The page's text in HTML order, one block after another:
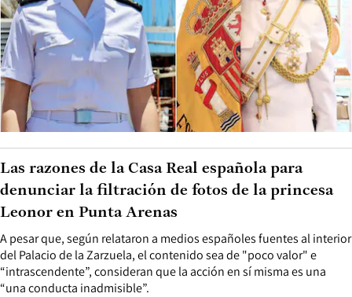
A pesar que, según relataron a medios españoles fuentes al interior
del Palacio de la Zarzuela, el contenido sea de "poco valor" e
“intrascendente”, consideran que la acción en sí misma es una
“una conducta inadmisible”.
Las razones de la Casa Real española para
denunciar la filtración de fotos de la princesa
Leonor en Punta Arenas